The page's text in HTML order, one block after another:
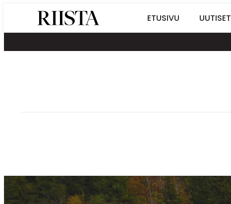
sisältöön
Riistalehti.fi
Metsästyksen
erikoislehti
ETUSIVU UUTISET